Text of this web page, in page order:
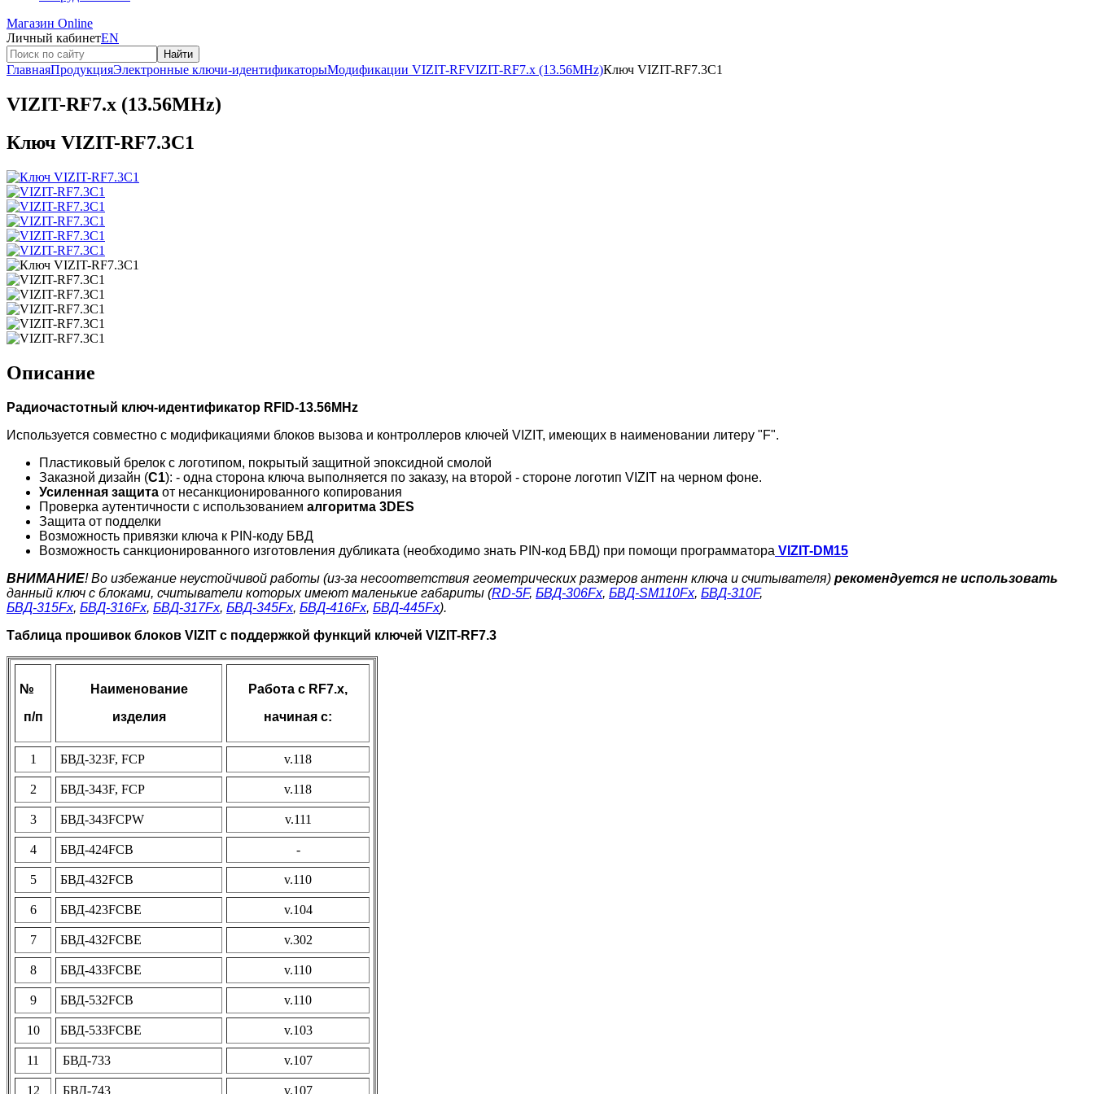
Магазин Online
Личный кабинетEN
Найти
ГлавнаяПродукцияЭлектронные ключи-идентификаторыМодификации VIZIT-RFVIZIT-RF7.x (13.56MHz)Ключ VIZIT-RF7.3C1
VIZIT-RF7.x (13.56MHz)
Ключ VIZIT-RF7.3C1
Описание
Радиочастотный ключ-идентификатор RFID-13.56MHz
Используется совместно с модификациями блоков вызова и контроллеров ключей VIZIT, имеющих в наименовании литеру "F".
Пластиковый брелок с логотипом, покрытый защитной эпоксидной смолой
Заказной дизайн (С1): - одна сторона ключа выполняется по заказу, на второй - стороне логотип VIZIT на черном фоне.
Усиленная защита от несанкционированного копирования
Проверка аутентичности с использованием алгоритма 3DES
Защита от подделки
Возможность привязки ключа к PIN-коду БВД
Возможность санкционированного изготовления дубликата (необходимо знать PIN-код БВД) при помощи программатора VIZIT-DM15
ВНИМАНИЕ! Во избежание неустойчивой работы (из-за несоответствия геометрических размеров антенн ключа и считывателя) рекомендуется не использовать
данный ключ с блоками, считыватели которых имеют маленькие габариты (RD-5F, БВД-306Fx, БВД-SM110Fx, БВД-310F,
БВД-315Fх, БВД-316Fx, БВД-317Fx, БВД-345Fx, БВД-416Fx, БВД-445Fx).
Таблица прошивок блоков VIZIT с поддержкой функций ключей VIZIT-RF7.3
№
п/п
Наименование
изделия
Работа с RF7.х,
начиная с:
1 БВД-323F, FCP v.118
2 БВД-343F, FCP v.118
3 БВД-343FCPW v.111
4 БВД-424FCB -
5 БВД-432FCB v.110
6 БВД-423FCBE v.104
7 БВД-432FCBE v.302
8 БВД-433FCBE v.110
9 БВД-532FCB v.110
10 БВД-533FCBE v.103
11 БВД-733 v.107
12 БВД-743 v.107